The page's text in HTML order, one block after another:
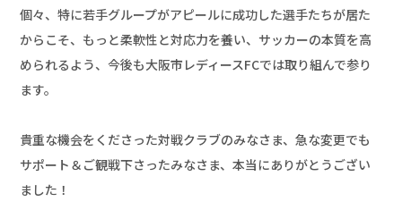
個々、特に若手グループがアピールに成功した選手たちが居た
からこそ、もっと柔軟性と対応力を養い、サッカーの本質を高
められるよう、今後も大阪市レディースFCでは取り組んで参り
ます。
貴重な機会をくださった対戦クラブのみなさま、急な変更でも
サポート＆ご観戦下さったみなさま、本当にありがとうござい
ました！